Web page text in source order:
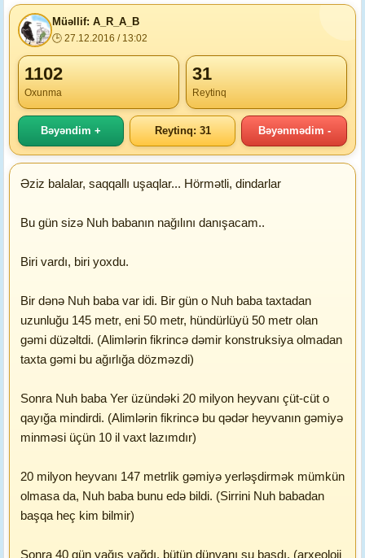
Müəllif: A_R_A_B
🕒 27.12.2016 / 13:02
1102
Oxunma
31
Reytinq
Bəyəndim + Reytinq: 31 Bəyənmədim -
Əziz balalar, saqqallı uşaqlar... Hörmətli, dindarlar
Bu gün sizə Nuh babanın nağılını danışacam..
Biri vardı, biri yoxdu.
Bir dənə Nuh baba var idi. Bir gün o Nuh baba taxtadan
uzunluğu 145 metr, eni 50 metr, hündürlüyü 50 metr olan
gəmi düzəltdi. (Alimlərin fikrincə dəmir konstruksiya olmadan
taxta gəmi bu ağırlığa dözməzdi)
Sonra Nuh baba Yer üzündəki 20 milyon heyvanı çüt-cüt o
qayığa mindirdi. (Alimlərin fikrincə bu qədər heyvanın gəmiyə
minməsi üçün 10 il vaxt lazımdır)
20 milyon heyvanı 147 metrlik gəmiyə yerləşdirmək mümkün
olmasa da, Nuh baba bunu edə bildi. (Sirrini Nuh babadan
başqa heç kim bilmir)
Sonra 40 gün yağış yağdı, bütün dünyanı su basdı. (arxeoloji